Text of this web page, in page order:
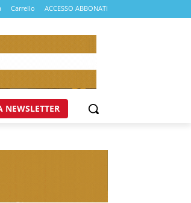
Carrello ACCESSO ABBONATI
NEWSLETTER